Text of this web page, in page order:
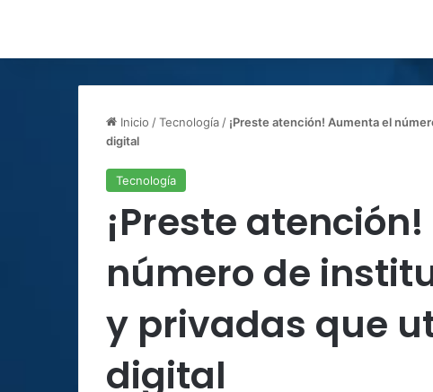
Inicio /Tecnología / ¡Preste atención! Aumenta el
digital
Tecnología
¡Preste
número de
y privadas que
digital